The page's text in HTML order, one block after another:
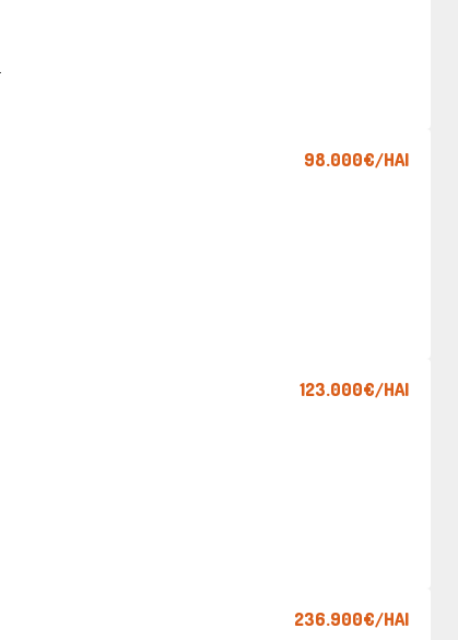
98.000€/HAI
123.000€/HAI
236.900€/HAI